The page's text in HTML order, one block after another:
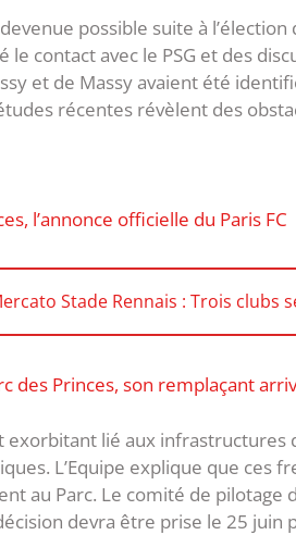
possible suite à l’élection
le contact avec le PSG et des
et de Massy avaient été
récentes révèlent des
l’annonce officielle du Paris FC
Stade Rennais : Trois clubs
des Princes, son remplaçant
lié aux infrastructures
L’Equipe explique que ces
au Parc. Le comité de
devra être prise le 25